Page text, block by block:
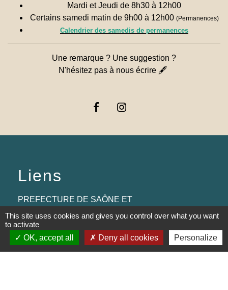
Mardi et Jeudi de 8h30 à 12h00
Certains samedi matin de 9h00 à 12h00 (Permanences)
Calendrier des samedis de permanences
Une remarque ? Une suggestion ?
N'hésitez pas à nous écrire 🖋
Liens
PREFECTURE DE SAÔNE ET
LOIRE
RÉGION BOURGOGNE-
FRANCHE-COMTE
This site uses cookies and gives you control over what you want
to activate
OK, accept all
Deny all cookies Personalize